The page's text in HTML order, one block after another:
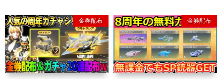
金券配布 金券配布